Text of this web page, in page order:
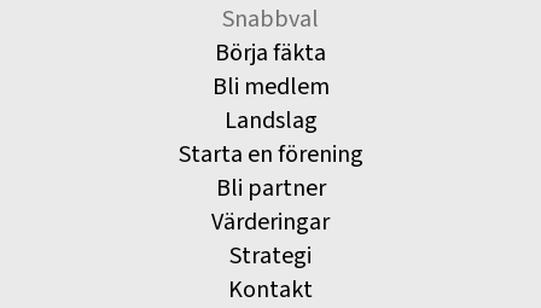
Snabbval
Börja fäkta
Bli medlem
Landslag
Starta en förening
Bli partner
Värderingar
Strategi
Kontakt